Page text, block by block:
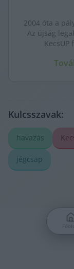
2004 óta a
Az újság
KecsUP
arca és a
Kulcsszavak:
havazás
jégcsap